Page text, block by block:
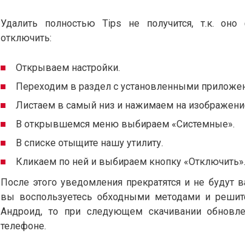
Удалить полностью Tips не получится, т.к.
отключить:
Открываем настройки.
Переходим в раздел с установленными
Листаем в самый низ и нажимаем на
В открывшемся меню выбираем «Системные».
В списке отыщите нашу утилиту.
Кликаем по ней и выбираем кнопку «Отключить».
После этого уведомления прекратятся и не будут
вы воспользуетесь обходными методами и
Андроид, то при следующем скачивании
телефоне.